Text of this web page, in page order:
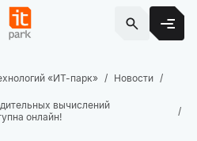
«ИТ-парк»
Новости
вычислений
онлайн!